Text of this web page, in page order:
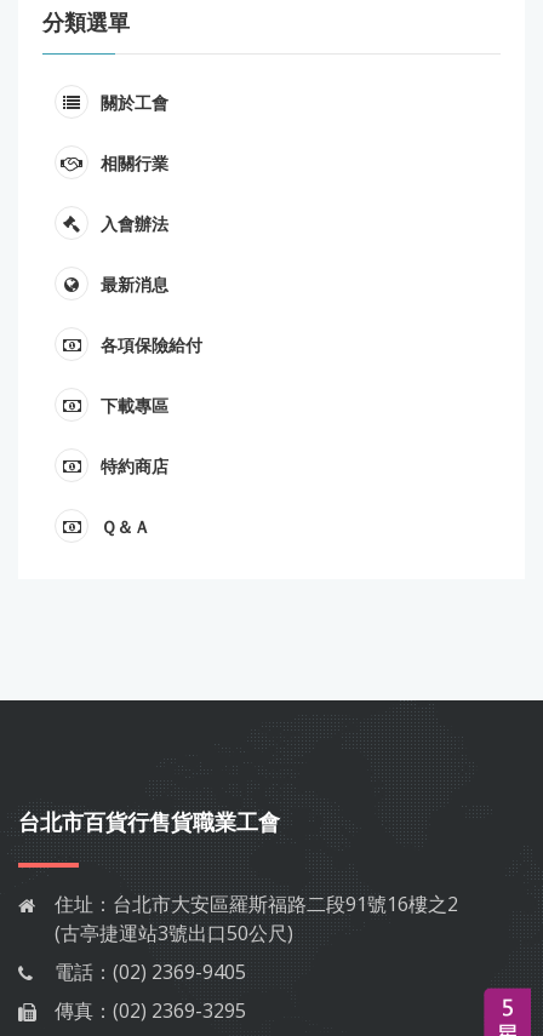
分類選單
關於工會
相關行業
入會辦法
最新消息
各項保險給付
下載專區
特約商店
Ｑ＆Ａ
台北市百貨行售貨職業工會
住址： 台北市大安區羅斯福路二段91號16樓之2
(古亭捷運站3號出口50公尺)
電話： (02) 2369-9405
傳真： (02) 2369-3295